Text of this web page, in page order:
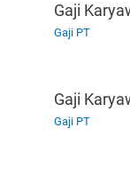
Gaji
Gaji PT
Gaji
Gaji PT